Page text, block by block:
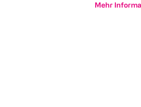
Mehr